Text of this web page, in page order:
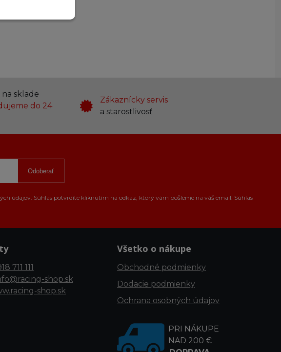
na sklade
do 24
Zákaznícky servis
a starostlivosť
Odoberať
údajov. Súhlas potvrdíte kliknutím na odkaz, ktorý vám pošleme na váš email. Súhlas
711 111
shop.sk
shop.sk
Všetko o nákupe
Obchodné podmienky
Dodacie podmienky
Ochrana osobných údajov
PRI NÁKUPE
NAD 200 €